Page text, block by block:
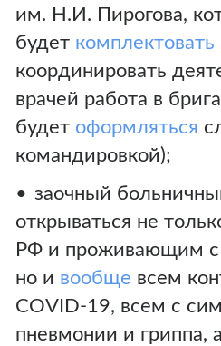
им. Н.И. Пирогова,
будет комплектовать
координировать
врачей работа в
будет оформляться
командировкой);
заочный
открываться не
РФ и проживающим
но и вообще всем
COVID-19, всем с
пневмонии и гриппа,